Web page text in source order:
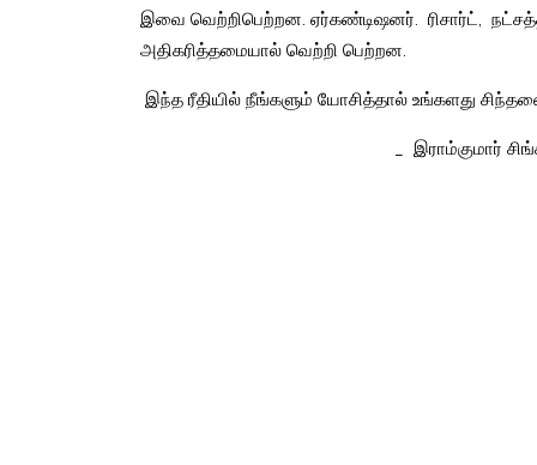
இவை வெற்றிபெற்றன. ஏர்கண்டிஷனர். ரிசார்ட்,
அதிகரித்தமையால் வெற்றி பெற்றன.
இந்த ரீதியில் நீங்களும் யோசித்தால் உங்களது
இராம்குமார்